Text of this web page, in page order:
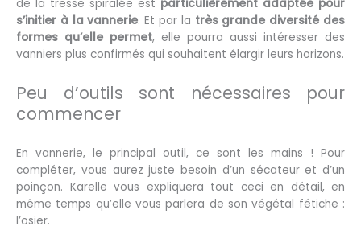
de la tresse spiralée est particulièrement adaptée pour
s’initier à la vannerie. Et par la très grande diversité des
formes qu’elle permet, elle pourra aussi intéresser des
vanniers plus confirmés qui souhaitent élargir leurs horizons.
Peu d’outils sont nécessaires pour
commencer
En vannerie, le principal outil, ce sont les mains ! Pour
compléter, vous aurez juste besoin d’un sécateur et d’un
poinçon. Karelle vous expliquera tout ceci en détail, en
même temps qu’elle vous parlera de son végétal fétiche :
l’osier.